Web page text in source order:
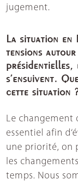
jugement.
La situation en
tensions autour
présidentielles,
s’ensuivent.
cette situation
Le changement
essentiel afin
une priorité, on
les
temps. Nous